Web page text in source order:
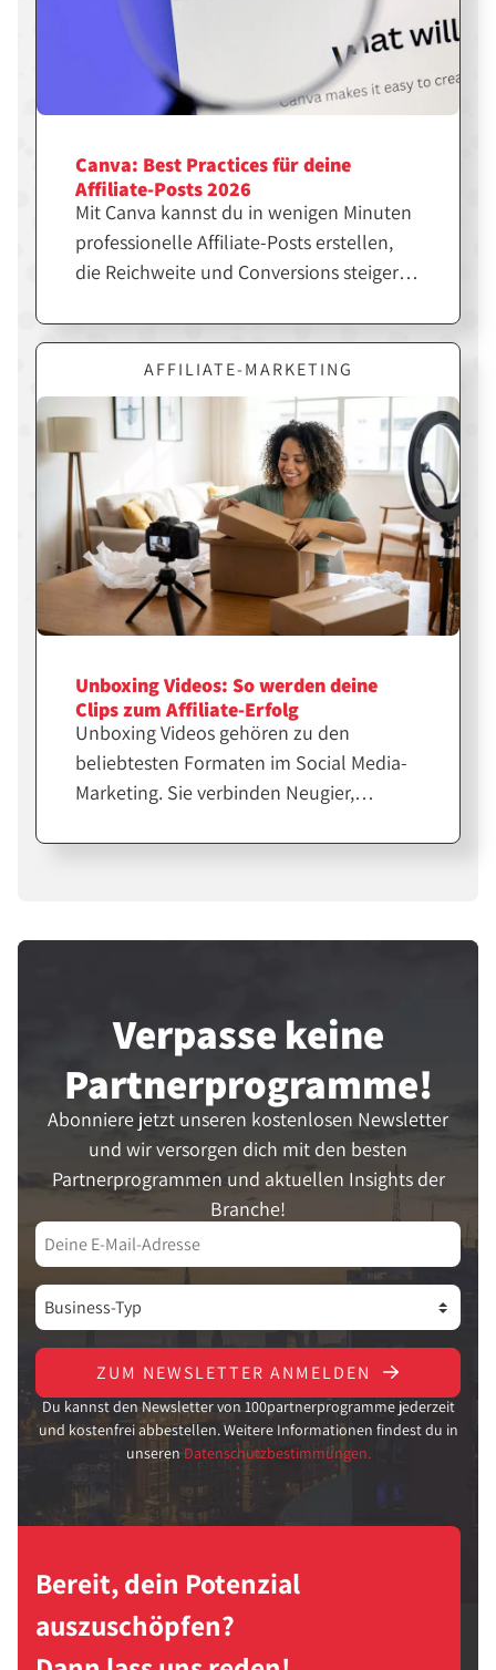
Canva: Best Practices für deine
Affiliate-Posts 2026
Mit Canva kannst du in wenigen Minuten
professionelle Affiliate-Posts erstellen,
die Reichweite und Conversions steigern.
Design, sondern die richtige Strategie
dahinter. Erfahre hier, wie du Canva
gezielt für erfolgreiche Affiliate-Inhalte
einsetzt.
AFFILIATE-MARKETING
Unboxing Videos: So werden deine
Clips zum Affiliate-Erfolg
Unboxing Videos gehören zu den
beliebtesten Formaten im Social Media-
Marketing. Sie verbinden Neugier,
Für Affiliates und Creator sind sie eine
Verpasse keine
Partner­programme!
Abonniere jetzt unseren kostenlosen Newsletter
und wir versorgen dich mit den besten
Partnerprogrammen und aktuellen Insights der
Branche!
ZUM NEWSLETTER ANMELDEN
Du kannst den Newsletter von 100partnerprogramme jederzeit
und kostenfrei abbestellen. Weitere Informationen findest du in
unseren Datenschutzbestimmungen.
Bereit, dein Potenzial
auszuschöpfen?